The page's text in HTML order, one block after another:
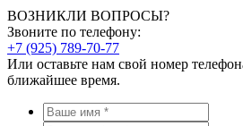
ВОЗНИКЛИ ВОПРОСЫ?
Звоните по телефону:
+7 (925) 789-70-77
Или оставьте нам свой номер
ближайшее время.